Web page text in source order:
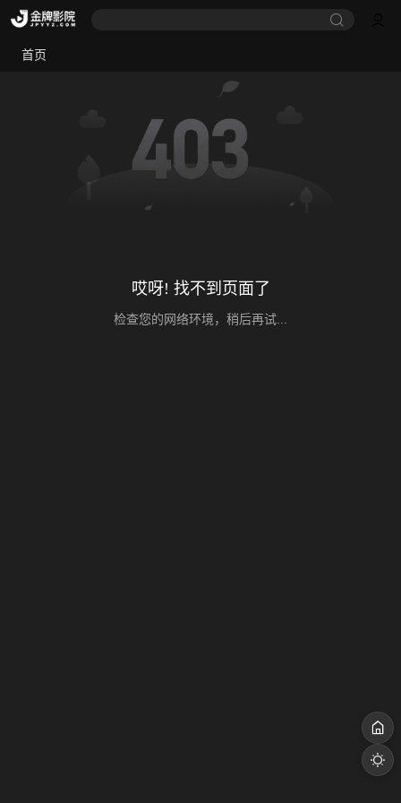
首页
哎呀! 找不到页面了
检查您的网络环境，稍后再试...